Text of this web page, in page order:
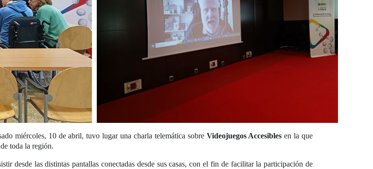
miércoles, 10 de abril, tuvo lugar una charla telemática sobre Videojuegos Accesiblesen la que
toda la región.
desde las distintas pantallas conectadas desde sus casas, con el fin de facilitar la participación de